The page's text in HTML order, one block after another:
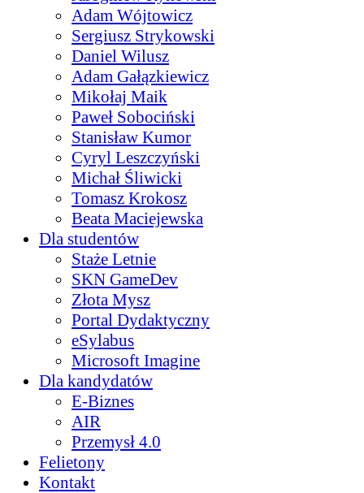
Adam Wójtowicz
Sergiusz Strykowski
Daniel Wilusz
Adam Gałązkiewicz
Mikołaj Maik
Paweł Sobociński
Stanisław Kumor
Cyryl Leszczyński
Michał Śliwicki
Tomasz Krokosz
Beata Maciejewska
Dla studentów
Staże Letnie
SKN GameDev
Złota Mysz
Portal Dydaktyczny
eSylabus
Microsoft Imagine
Dla kandydatów
E-Biznes
AIR
Przemysł 4.0
Felietony
Kontakt